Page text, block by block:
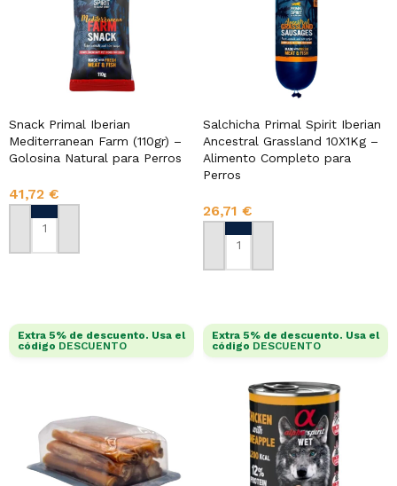
Snack Primal Iberian
Mediterranean Farm (110gr) –
Golosina Natural para Perros
41,72 €
AÑADIR AL CARRITO
Salchicha Primal Spirit Iberian
Ancestral Grassland 10X1Kg –
Alimento Completo para
Perros
26,71 €
AÑADIR AL CARRITO
Extra 5% de descuento. Usa el
código DESCUENTO
Extra 5% de descuento. Usa el
código DESCUENTO